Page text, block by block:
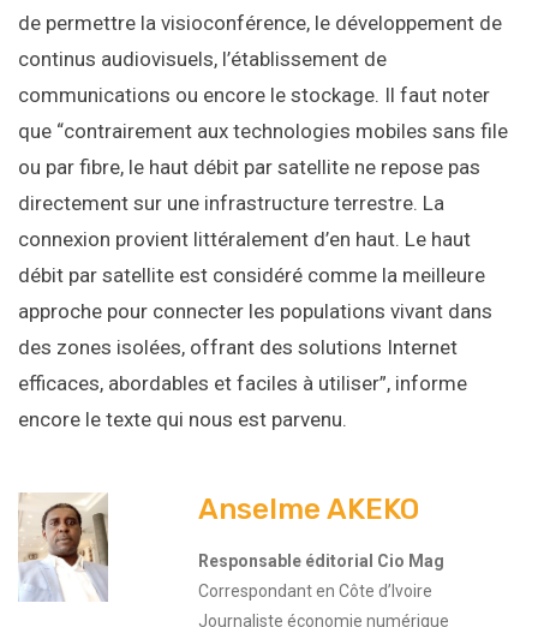
de permettre la visioconférence, le développement de
continus audiovisuels, l’établissement de
communications ou encore le stockage. Il faut noter
que “contrairement aux technologies mobiles sans file
ou par fibre, le haut débit par satellite ne repose pas
directement sur une infrastructure terrestre. La
connexion provient littéralement d’en haut. Le haut
débit par satellite est considéré comme la meilleure
approche pour connecter les populations vivant dans
des zones isolées, offrant des solutions Internet
efficaces, abordables et faciles à utiliser”, informe
encore le texte qui nous est parvenu.
Anselme AKEKO
Responsable éditorial Cio Mag
Correspondant en Côte d’Ivoire
Journaliste économie numérique